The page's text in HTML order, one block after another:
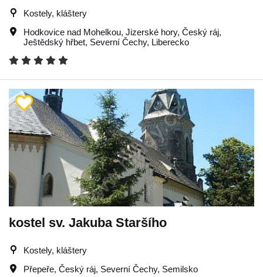
Kostely, kláštery
Hodkovice nad Mohelkou, Jizerské hory, Český ráj,
Ještědský hřbet, Severní Čechy, Liberecko
kostel sv. Jakuba Staršího
Kostely, kláštery
Přepeře, Český ráj, Severní Čechy, Semilsko